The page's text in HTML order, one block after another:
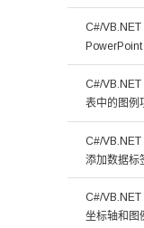
C#/VB.NET
C#/VB.NET
表中的图例
C#/
添加数据标
C#/VB.NET
坐标轴和图